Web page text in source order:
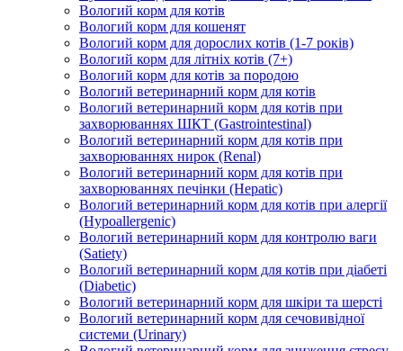
Вологий корм для котів
Вологий корм для кошенят
Вологий корм для дорослих котів (1-7 років)
Вологий корм для літніх котів (7+)
Вологий корм для котів за породою
Вологий ветеринарний корм для котів
Вологий ветеринарний корм для котів при
захворюваннях ШКТ (Gastrointestinal)
Вологий ветеринарний корм для котів при
захворюваннях нирок (Renal)
Вологий ветеринарний корм для котів при
захворюваннях печінки (Hepatic)
Вологий ветеринарний корм для котів при алергії
(Hypoallergenic)
Вологий ветеринарний корм для контролю ваги
(Satiety)
Вологий ветеринарний корм для котів при діабеті
(Diabetic)
Вологий ветеринарний корм для шкіри та шерсті
Вологий ветеринарний корм для сечовивідної
системи (Urinary)